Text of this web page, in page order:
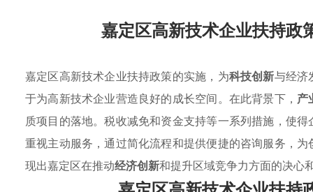
嘉定区高新技术企业扶持政
嘉定区高新技术企业扶持政策的实施，为科技创新与经济
于为高新技术企业营造良好的成长空间。在此背景下， 产
质项目的落地。税收减免和资金支持等一系列措施，使
重视主动服务，通过简化流程和提供便捷的咨询服务，
现出嘉定区在推动经济创新和提升区域竞争力方面的决心